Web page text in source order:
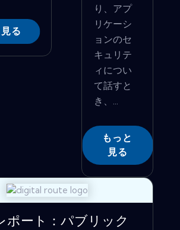
る
り、アプ
リケーシ
ョンのセ
キュリテ
ィについ
て話すと
き、...
もっと
見る
ポート：パブリック